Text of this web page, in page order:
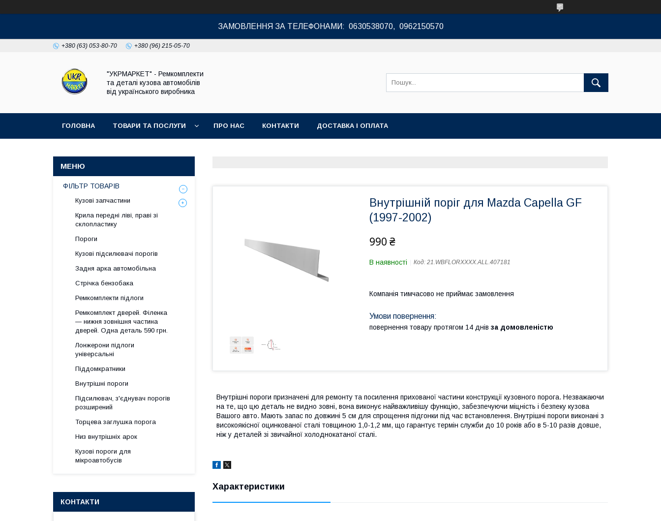
ЗАМОВЛЕННЯ ЗА ТЕЛЕФОНАМИ: 0630538070, 0962150570
+380 (63) 053-80-70 +380 (96) 215-05-70
"УКРМАРКЕТ" - Ремкомплекти
та деталі кузова автомобілів
від українського виробника
ГОЛОВНА ТОВАРИ ТА ПОСЛУГИ ПРО НАС КОНТАКТИ ДОСТАВКА І ОПЛАТА
Внутрішній поріг для Mazda Capella GF
(1997-2002)
990 ₴
В наявності Код: 21.WBFLORXXXX.ALL.407181
Компанія тимчасово не приймає замовлення
повернення товару протягом 14 днів за домовленістю
Внутрішні пороги призначені для ремонту та посилення прихованої частини конструкції кузовного порога. Незважаючи
на те, що цю деталь не видно зовні, вона виконує найважливішу функцію, забезпечуючи міцність і безпеку кузова
Вашого авто. Мають запас по довжині 5 см для спрощення підгонки під час встановлення. Внутрішні пороги виконані з
високоякісної оцинкованої сталі товщиною 1,0-1,2 мм, що гарантує термін служби до 10 років або в 5-10 разів довше,
ніж у деталей зі звичайної холоднокатаної сталі.
Характеристики
ФІЛЬТР ТОВАРІВ
Кузові запчастини
Крила передні ліві, праві зі
склопластику
Пороги
Кузові підсилювачі порогів
Задня арка автомобільна
Стрічка бензобака
Ремкомплекти підлоги
Ремкомплект дверей. Філенка
— нижня зовнішня частина
дверей. Одна деталь 590 грн.
Лонжерони підлоги
універсальні
Піддомкратники
Внутрішні пороги
Підсилювач, з'єднувач порогів
розширений
Торцева заглушка порога
Низ внутрішніх арок
Кузові пороги для
мікроавтобусів
КОНТАКТИ